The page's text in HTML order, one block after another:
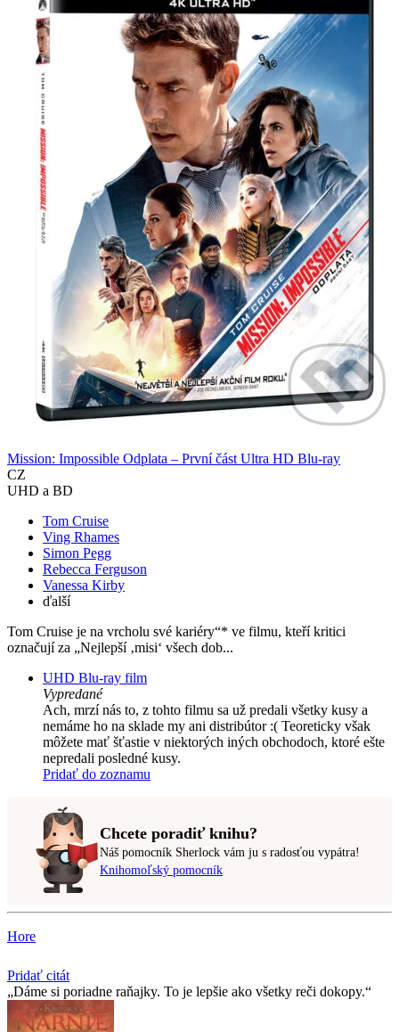
Mission: Impossible Odplata – První část Ultra HD Blu-ray
CZ
UHD a BD
Tom Cruise
Ving Rhames
Simon Pegg
Rebecca Ferguson
Vanessa Kirby
ďalší
Tom Cruise je na vrcholu své kariéry“* ve filmu, kteří kritici
označují za „Nejlepší ‚misi‘ všech dob...
UHD Blu-ray film
Vypredané
Ach, mrzí nás to, z tohto filmu sa už predali všetky kusy a
nemáme ho na sklade my ani distribútor :( Teoreticky však
môžete mať šťastie v niektorých iných obchodoch, ktoré ešte
nepredali posledné kusy.
Pridať do zoznamu
Chcete poradiť knihu?
Náš pomocník Sherlock vám ju s radosťou vypátra!
Knihomoľský pomocník
Hore
Pridať citát
Dáme si poriadne raňajky. To je lepšie ako všetky reči dokopy.